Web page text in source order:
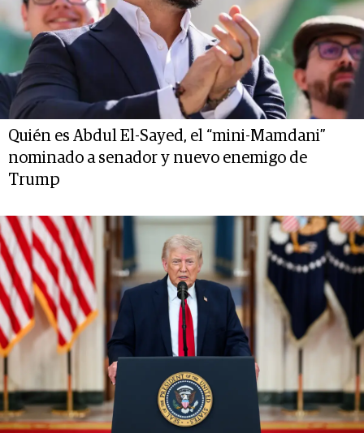
Quién es Abdul El-Sayed, el “mini-Mamdani”
nominado a senador y nuevo enemigo de
Trump